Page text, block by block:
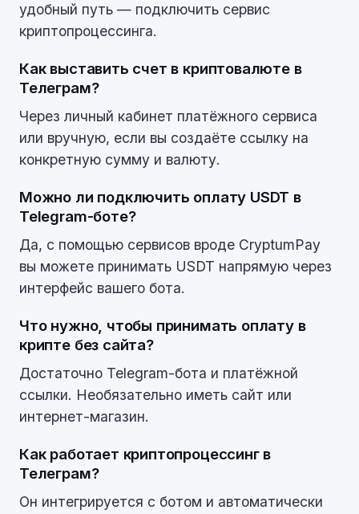
удобный путь — подключить сервис
криптопроцессинга.
Как выставить счет в криптовалюте в
Телеграм?
Через личный кабинет платёжного сервиса
или вручную, если вы создаёте ссылку на
конкретную сумму и валюту.
Можно ли подключить оплату USDT в
Telegram-боте?
Да, с помощью сервисов вроде CryptumPay
вы можете принимать USDT напрямую через
интерфейс вашего бота.
Что нужно, чтобы принимать оплату в
крипте без сайта?
Достаточно Telegram-бота и платёжной
ссылки. Необязательно иметь сайт или
интернет-магазин.
Как работает криптопроцессинг в
Телеграм?
Он интегрируется с ботом и автоматически